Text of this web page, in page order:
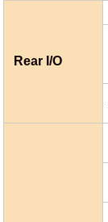
Rear I/O